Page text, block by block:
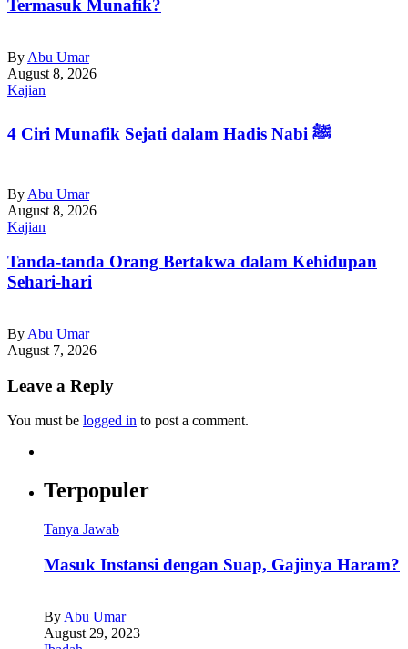
Termasuk Munafik?
By Abu Umar
August 8, 2026
Kajian
4 Ciri Munafik Sejati dalam Hadis Nabi ﷺ
By Abu Umar
August 8, 2026
Kajian
Tanda-tanda Orang Bertakwa dalam Kehidupan
Sehari-hari
By Abu Umar
August 7, 2026
Leave a Reply
You must be logged in to post a comment.
Terpopuler
Tanya Jawab
Masuk Instansi dengan Suap, Gajinya Haram?
By Abu Umar
August 29, 2023